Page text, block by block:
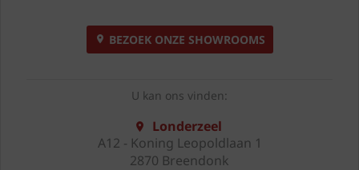
BEZOEK ONZE SHOWROOMS
U kan ons vinden:
Londerzeel
A12 - Koning Leopoldlaan 1
2870 Breendonk